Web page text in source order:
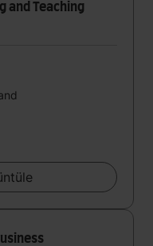
and Teaching